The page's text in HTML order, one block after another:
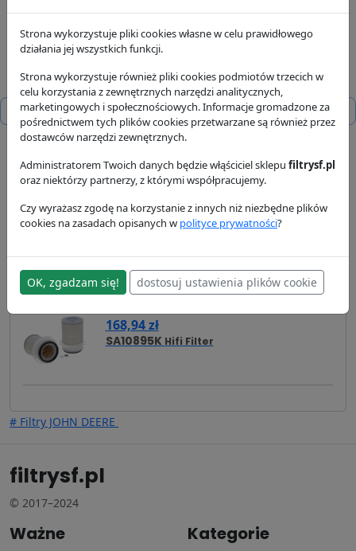
Kod produktu: SL 8883
216.57 zł brutto
zapytaj o dostępność - emailkontakt@filtrysf.pl
wysyłka:24/48 h
Zamienniki Cross Reference
Zastosowanie
Zamienniki - Filtr powietrza SL8883
168,94 zł
SA10895K Hifi Filter
# Filtry JOHN DEERE
filtrysf.pl
© 2017–2024
Ważne Kategorie
Strona wykorzystuje pliki cookies własne w celu prawidłowego
działania jej wszystkich funkcji.
Strona wykorzystuje również pliki cookies podmiotów trzecich w
celu korzystania z zewnętrznych narzędzi analitycznych,
marketingowych i społecznościowych. Informacje gromadzone za
pośrednictwem tych plików cookies przetwarzane są również przez
dostawców narzędzi zewnętrznych.
Administratorem Twoich danych będzie włąściciel sklepu filtrysf.pl
oraz niektórzy partnerzy, z którymi współpracujemy.
Czy wyrażasz zgodę na korzystanie z innych niż niezbędne plików
cookies na zasadach opisanych w polityce prywatności?
OK, zgadzam się! dostosuj ustawienia plików cookie